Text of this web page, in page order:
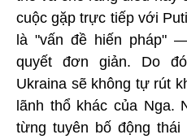
cuộc gặp trực tiếp với
là "vấn đề hiến pháp"
quyết đơn giản. Do
Ukraina sẽ không tự rút
lãnh thổ khác của Nga.
từng tuyên bố động